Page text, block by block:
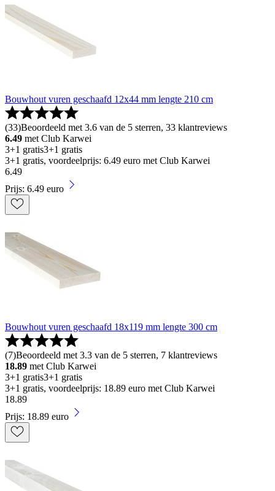
Bouwhout vuren geschaafd 12x44 mm lengte 210 cm
(33)Beoordeeld met 3.6 van de 5 sterren, 33 klantreviews
6.49 met Club Karwei
3+1 gratis3+1 gratis
3+1 gratis, voordeelprijs: 6.49 euro met Club Karwei
6.49
Prijs: 6.49 euro
Bouwhout vuren geschaafd 18x119 mm lengte 300 cm
(7)Beoordeeld met 3.3 van de 5 sterren, 7 klantreviews
18.89 met Club Karwei
3+1 gratis3+1 gratis
3+1 gratis, voordeelprijs: 18.89 euro met Club Karwei
18.89
Prijs: 18.89 euro